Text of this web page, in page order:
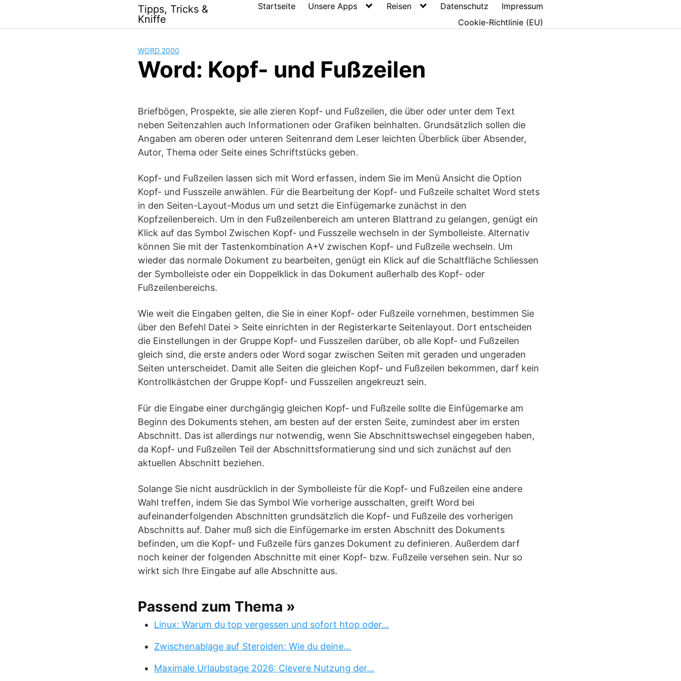
content
Tipps, Tricks &
Kniffe
Startseite Unsere Apps Reisen Datenschutz
Impressum
Cookie-Richtlinie (EU)
WORD 2000
Word: Kopf- und Fußzeilen
Briefbögen, Prospekte, sie alle zieren Kopf- und Fußzeilen, die über oder unter dem Text
neben Seitenzahlen auch Informationen oder Grafiken beinhalten. Grundsätzlich sollen die
Angaben am oberen oder unteren Seitenrand dem Leser leichten Überblick über Absender,
Autor, Thema oder Seite eines Schriftstücks geben.
Kopf- und Fußzeilen lassen sich mit Word erfassen, indem Sie im Menü Ansicht die Option
Kopf- und Fusszeile anwählen. Für die Bearbeitung der Kopf- und Fußzeile schaltet Word stets
in den Seiten-Layout-Modus um und setzt die Einfügemarke zunächst in den
Kopfzeilenbereich. Um in den Fußzeilenbereich am unteren Blattrand zu gelangen, genügt ein
Klick auf das Symbol Zwischen Kopf- und Fusszeile wechseln in der Symbolleiste. Alternativ
können Sie mit der Tastenkombination A+V zwischen Kopf- und Fußzeile wechseln. Um
wieder das normale Dokument zu bearbeiten, genügt ein Klick auf die Schaltfläche Schliessen
der Symbolleiste oder ein Doppelklick in das Dokument außerhalb des Kopf- oder
Fußzeilenbereichs.
Wie weit die Eingaben gelten, die Sie in einer Kopf- oder Fußzeile vornehmen, bestimmen Sie
über den Befehl Datei > Seite einrichten in der Registerkarte Seitenlayout. Dort entscheiden
die Einstellungen in der Gruppe Kopf- und Fusszeilen darüber, ob alle Kopf- und Fußzeilen
gleich sind, die erste anders oder Word sogar zwischen Seiten mit geraden und ungeraden
Seiten unterscheidet. Damit alle Seiten die gleichen Kopf- und Fußzeilen bekommen, darf kein
Kontrollkästchen der Gruppe Kopf- und Fusszeilen angekreuzt sein.
Für die Eingabe einer durchgängig gleichen Kopf- und Fußzeile sollte die Einfügemarke am
Beginn des Dokuments stehen, am besten auf der ersten Seite, zumindest aber im ersten
Abschnitt. Das ist allerdings nur notwendig, wenn Sie Abschnittswechsel eingegeben haben,
da Kopf- und Fußzeilen Teil der Abschnittsformatierung sind und sich zunächst auf den
aktuellen Abschnitt beziehen.
Solange Sie nicht ausdrücklich in der Symbolleiste für die Kopf- und Fußzeilen eine andere
Wahl treffen, indem Sie das Symbol Wie vorherige ausschalten, greift Word bei
aufeinanderfolgenden Abschnitten grundsätzlich die Kopf- und Fußzeile des vorherigen
Abschnitts auf. Daher muß sich die Einfügemarke im ersten Abschnitt des Dokuments
befinden, um die Kopf- und Fußzeile fürs ganzes Dokument zu definieren. Außerdem darf
noch keiner der folgenden Abschnitte mit einer Kopf- bzw. Fußzeile versehen sein. Nur so
wirkt sich Ihre Eingabe auf alle Abschnitte aus.
Passend zum Thema »
Linux: Warum du top vergessen und sofort htop oder…
Zwischenablage auf Steroiden: Wie du deine…
Maximale Urlaubstage 2026: Clevere Nutzung der…